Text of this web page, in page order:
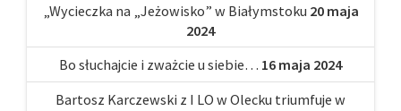
„Wycieczka na „Jeżowisko” w Białymstoku 20 maja
2024
Bo słuchajcie i zważcie u siebie… 16 maja 2024
Bartosz Karczewski z I LO w Olecku triumfuje w